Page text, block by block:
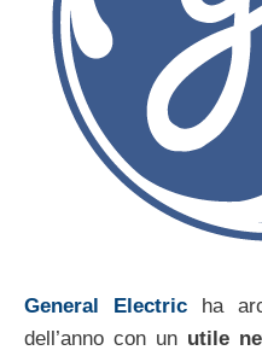
General Electric ha
dell’anno con un utile